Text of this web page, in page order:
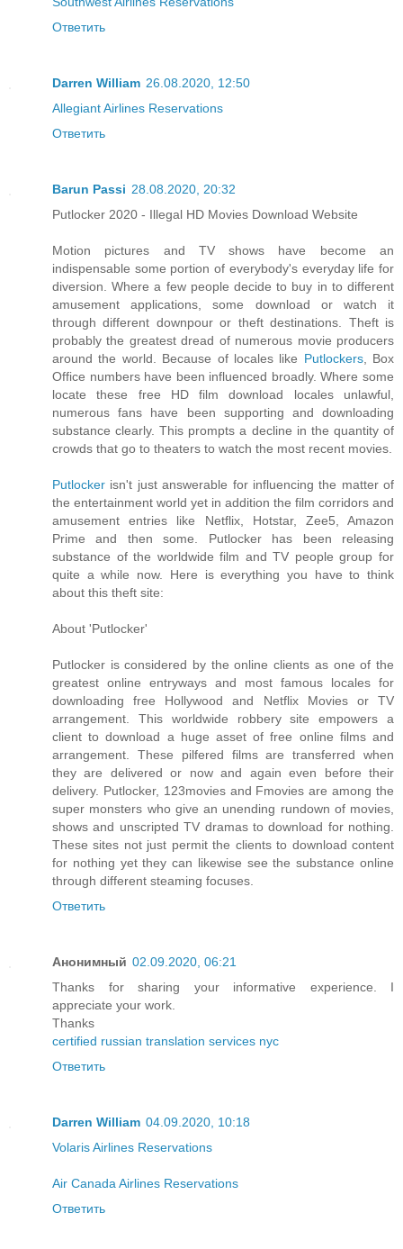
Ответить
Darren William 26.08.2020, 12:50
Allegiant Airlines Reservations
Ответить
Barun Passi 28.08.2020, 20:32
Putlocker 2020 - Illegal HD Movies Download Website
Motion pictures and TV shows have become an
indispensable some portion of everybody's everyday life for
diversion. Where a few people decide to buy in to different
amusement applications, some download or watch it
through different downpour or theft destinations. Theft is
probably the greatest dread of numerous movie producers
around the world. Because of locales like Putlockers, Box
Office numbers have been influenced broadly. Where some
locate these free HD film download locales unlawful,
numerous fans have been supporting and downloading
substance clearly. This prompts a decline in the quantity of
crowds that go to theaters to watch the most recent movies.
Putlocker isn't just answerable for influencing the matter of
the entertainment world yet in addition the film corridors and
amusement entries like Netflix, Hotstar, Zee5, Amazon
Prime and then some. Putlocker has been releasing
substance of the worldwide film and TV people group for
quite a while now. Here is everything you have to think
about this theft site:
About 'Putlocker'
Putlocker is considered by the online clients as one of the
greatest online entryways and most famous locales for
downloading free Hollywood and Netflix Movies or TV
arrangement. This worldwide robbery site empowers a
client to download a huge asset of free online films and
arrangement. These pilfered films are transferred when
they are delivered or now and again even before their
delivery. Putlocker, 123movies and Fmovies are among the
super monsters who give an unending rundown of movies,
shows and unscripted TV dramas to download for nothing.
These sites not just permit the clients to download content
for nothing yet they can likewise see the substance online
through different steaming focuses.
Ответить
Анонимный 02.09.2020, 06:21
Thanks for sharing your informative experience. I
appreciate your work.
Thanks
certified russian translation services nyc
Ответить
Darren William 04.09.2020, 10:18
Volaris Airlines Reservations
Air Canada Airlines Reservations
Ответить